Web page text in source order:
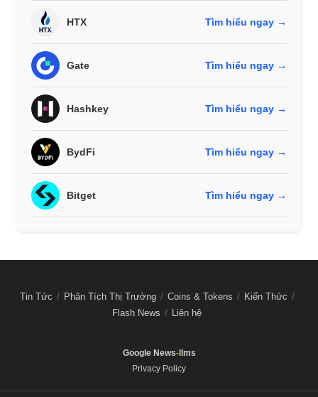
HTX Tìm hiểu ngay →
Gate Tìm hiểu ngay →
Hashkey Tìm hiểu ngay →
BydFi Tìm hiểu ngay →
Bitget Tìm hiểu ngay →
Tin Tức Phân Tích Thị Trường Coins & Tokens
Kiến Thức
Flash News
Liên hệ
Google News-llms
Privacy Policy